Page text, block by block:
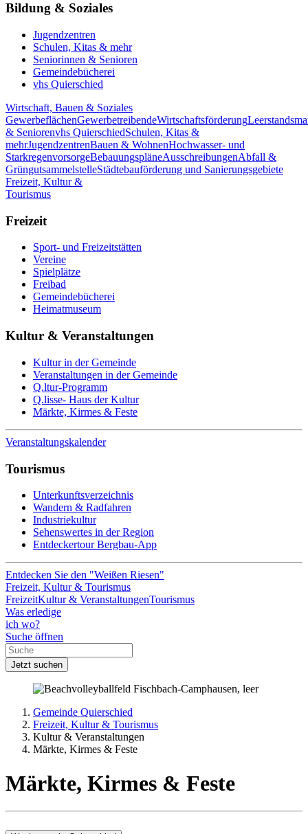
Bildung & Soziales
Jugendzentren
Schulen, Kitas & mehr
Seniorinnen & Senioren
Gemeindebücherei
vhs Quierschied
Wirtschaft, Bauen & Soziales
GewerbeflächenGewerbetreibendeWirtschaftsförderung
& Seniorenvhs QuierschiedSchulen, Kitas &
mehrJugendzentrenBauen & WohnenHochwasser- und
StarkregenvorsorgeBebauungspläneAusschreibungenAbfall &
GrüngutsammelstelleStädtebauförderung und Sanierungsgebiete
Freizeit, Kultur &
Tourismus
Freizeit
Sport- und Freizeitstätten
Vereine
Spielplätze
Freibad
Gemeindebücherei
Heimatmuseum
Kultur & Veranstaltungen
Kultur in der Gemeinde
Veranstaltungen in der Gemeinde
Q.ltur-Programm
Q.lisse- Haus der Kultur
Märkte, Kirmes & Feste
Veranstaltungskalender
Tourismus
Unterkunftsverzeichnis
Wandern & Radfahren
Industriekultur
Sehenswertes in der Region
Entdeckertour Bergbau-App
Entdecken Sie den "Weißen Riesen"
Freizeit, Kultur & Tourismus
FreizeitKultur & VeranstaltungenTourismus
Was erledige
ich wo?
Suche öffnen
Jetzt suchen
Gemeinde Quierschied
Freizeit, Kultur & Tourismus
Kultur & Veranstaltungen
Märkte, Kirmes & Feste
Märkte, Kirmes & Feste